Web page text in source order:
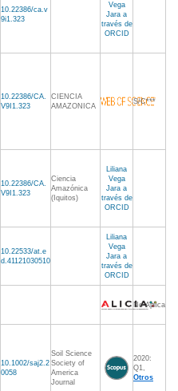
10.22386/ca.v
9i1.323
Vega
Jara a
través de
ORCID
10.22386/CA.
V9I1.323
CIENCIA
AMAZONICA
S/C***
10.22386/CA.
V9I1.323
Ciencia
Amazónica
(Iquitos)
Liliana
Vega
Jara a
través de
ORCID
10.22533/at.e
d.41121030510
Liliana
Vega
Jara a
través de
ORCID
No Aplica
10.1002/saj2.2
0058
Soil Science
Society of
America
Journal
2020:
Q1,
Otros